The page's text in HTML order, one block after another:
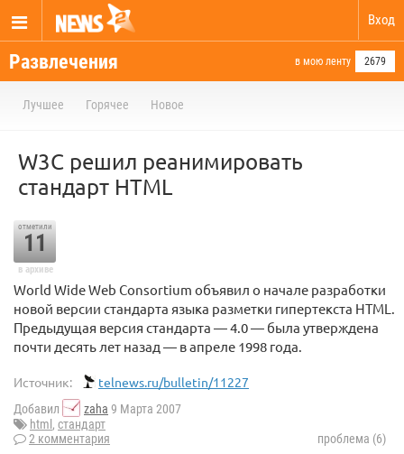
Вход
Развлечения в мою ленту 2679
Лучшее Горячее Новое
W3C решил реанимировать
стандарт HTML
отметили
11
в архиве
World Wide Web Consortium объявил о начале разработки
новой версии стандарта языка разметки гипертекста HTML.
Предыдущая версия стандарта — 4.0 — была утверждена
почти десять лет назад — в апреле 1998 года.
Источник: telnews.ru/bulletin/11227
Добавил zaha 9 Марта 2007
html , стандарт
2 комментария
проблема (6)